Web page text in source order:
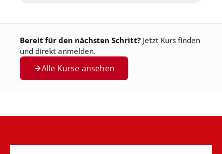
Bereit für den nächsten Schritt? Jetzt Kurs finden
und direkt anmelden.
Alle Kurse ansehen